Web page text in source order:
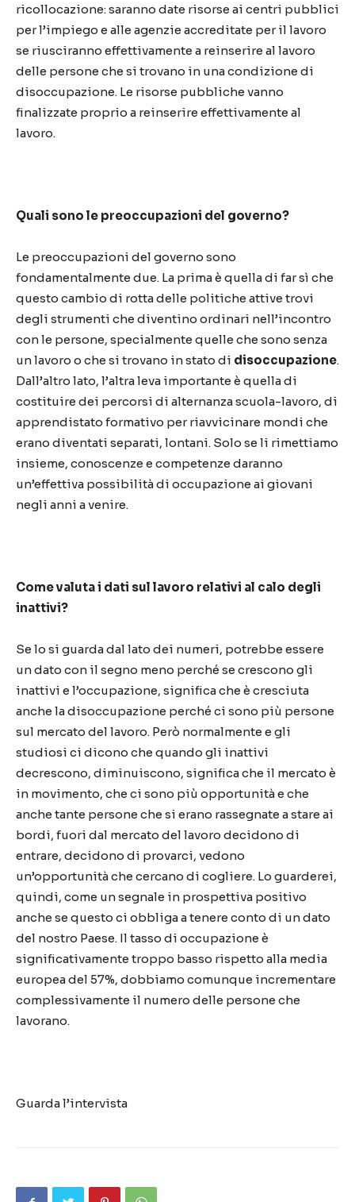
ricollocazione: saranno date risorse ai centri pubblici
per l’impiego e alle agenzie accreditate per il lavoro
se riusciranno effettivamente a reinserire al lavoro
delle persone che si trovano in una condizione di
disoccupazione. Le risorse pubbliche vanno
finalizzate proprio a reinserire effettivamente al
lavoro.
Quali sono le preoccupazioni del governo?
Le preoccupazioni del governo sono
fondamentalmente due. La prima è quella di far sì che
questo cambio di rotta delle politiche attive trovi
degli strumenti che diventino ordinari nell’incontro
con le persone, specialmente quelle che sono senza
un lavoro o che si trovano in stato di disoccupazione.
Dall’altro lato, l’altra leva importante è quella di
costituire dei percorsi di alternanza scuola-lavoro, di
apprendistato formativo per riavvicinare mondi che
erano diventati separati, lontani. Solo se li rimettiamo
insieme, conoscenze e competenze daranno
un’effettiva possibilità di occupazione ai giovani
negli anni a venire.
Come valuta i dati sul lavoro relativi al calo degli
inattivi?
Se lo si guarda dal lato dei numeri, potrebbe essere
un dato con il segno meno perché se crescono gli
inattivi e l’occupazione, significa che è cresciuta
anche la disoccupazione perché ci sono più persone
sul mercato del lavoro. Però normalmente e gli
studiosi ci dicono che quando gli inattivi
decrescono, diminuiscono, significa che il mercato è
in movimento, che ci sono più opportunità e che
anche tante persone che si erano rassegnate a stare ai
bordi, fuori dal mercato del lavoro decidono di
entrare, decidono di provarci, vedono
un’opportunità che cercano di cogliere. Lo guarderei,
quindi, come un segnale in prospettiva positivo
anche se questo ci obbliga a tenere conto di un dato
del nostro Paese. Il tasso di occupazione è
significativamente troppo basso rispetto alla media
europea del 57%, dobbiamo comunque incrementare
complessivamente il numero delle persone che
lavorano.
Guarda l’intervista